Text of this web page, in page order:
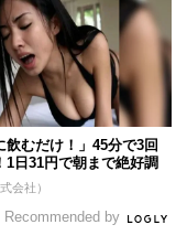
飲むだけ！」45分で3回
1日31円で朝まで絶好調
会社）
Recommended by